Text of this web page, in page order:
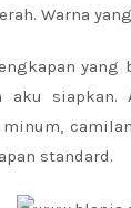
Warna
yang
aku siapkan.
standard.